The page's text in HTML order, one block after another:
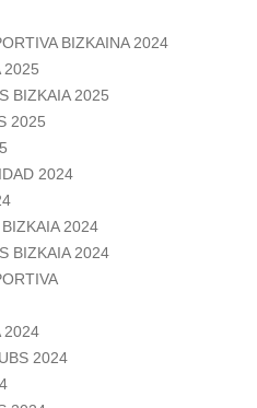
BIZKAINA 2024
2025
BIZKAIA 2025
2025
2024
2024
BIZKAIA 2024
2024
2024